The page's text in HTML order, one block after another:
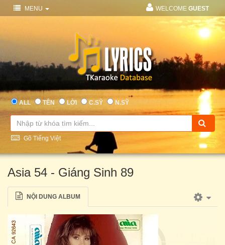
MENU WELCOME GUEST
ALL TÊN LỜI C.SỸ N.SỸ
Gõ Tiếng Việt
Asia 54 - Giáng Sinh 89
NỘI DUNG ALBUM